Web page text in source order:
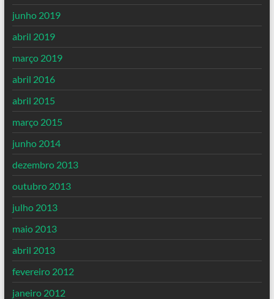
junho 2019
abril 2019
março 2019
abril 2016
abril 2015
março 2015
junho 2014
dezembro 2013
outubro 2013
julho 2013
maio 2013
abril 2013
fevereiro 2012
janeiro 2012